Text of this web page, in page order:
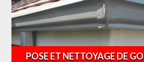
POSE ET NETTOYAGE DE